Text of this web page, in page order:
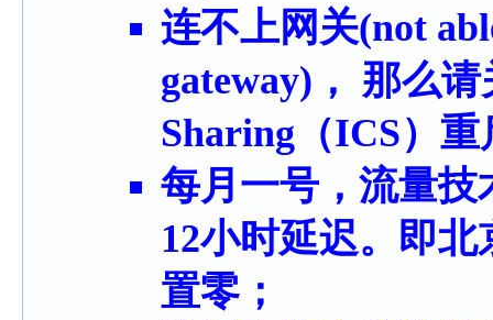
连不上网关(not
gateway)， 那么
Sharing（ICS）重
每月一号，流量
12小时延迟。即
置零；